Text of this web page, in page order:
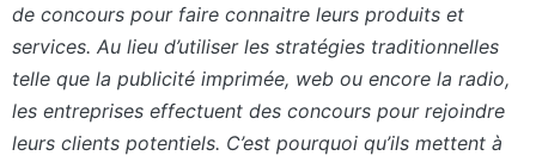
de concours pour faire connaitre leurs produits et
services. Au lieu d’utiliser les stratégies traditionnelles
telle que la publicité imprimée, web ou encore la radio,
les entreprises effectuent des concours pour rejoindre
leurs clients potentiels. C’est pourquoi qu’ils mettent à